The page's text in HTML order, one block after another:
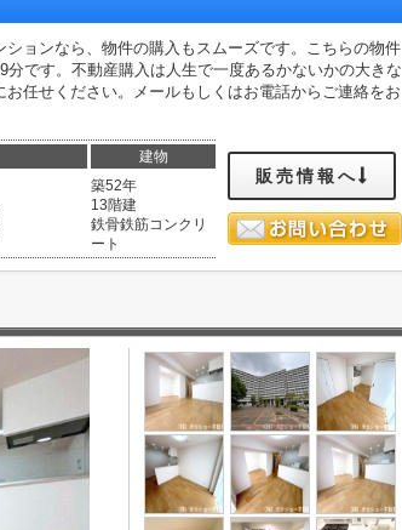
ョンなら、物件の購入もスムーズです。こちらの物件
です。不動産購入は人生で一度あるかないかの大きな
任せください。メールもしくはお電話からご連絡をお
建物
築52年
13階建
鉄骨鉄筋コンクリ
ート
販売情報へ